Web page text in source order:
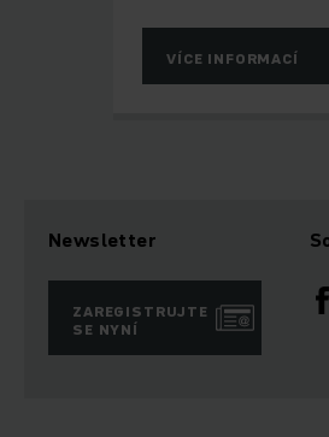
VÍCE INFORMACÍ
Newsletter
ZAREGISTRUJTE
SE NYNÍ